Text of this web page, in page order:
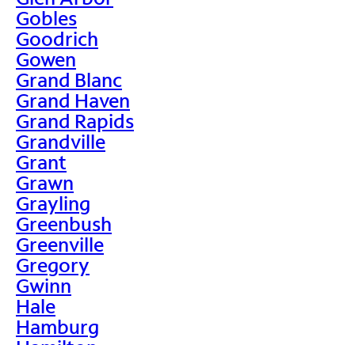
Gobles
Goodrich
Gowen
Grand Blanc
Grand Haven
Grand Rapids
Grandville
Grant
Grawn
Grayling
Greenbush
Greenville
Gregory
Gwinn
Hale
Hamburg